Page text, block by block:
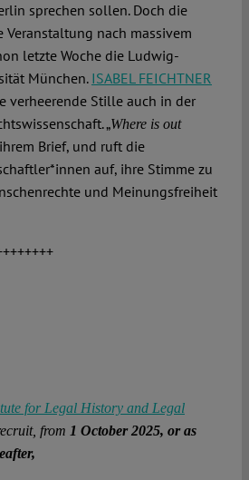
sprechen sollen. Doch die
Veranstaltung nach massivem
letzte Woche die Ludwig-
München. ISABEL FEICHTNER
verheerende Stille auch in der
„Where is out
Brief, und ruft die
auf, ihre Stimme zu
und Meinungsfreiheit
for Legal History and Legal
from 1 October 2025, or as